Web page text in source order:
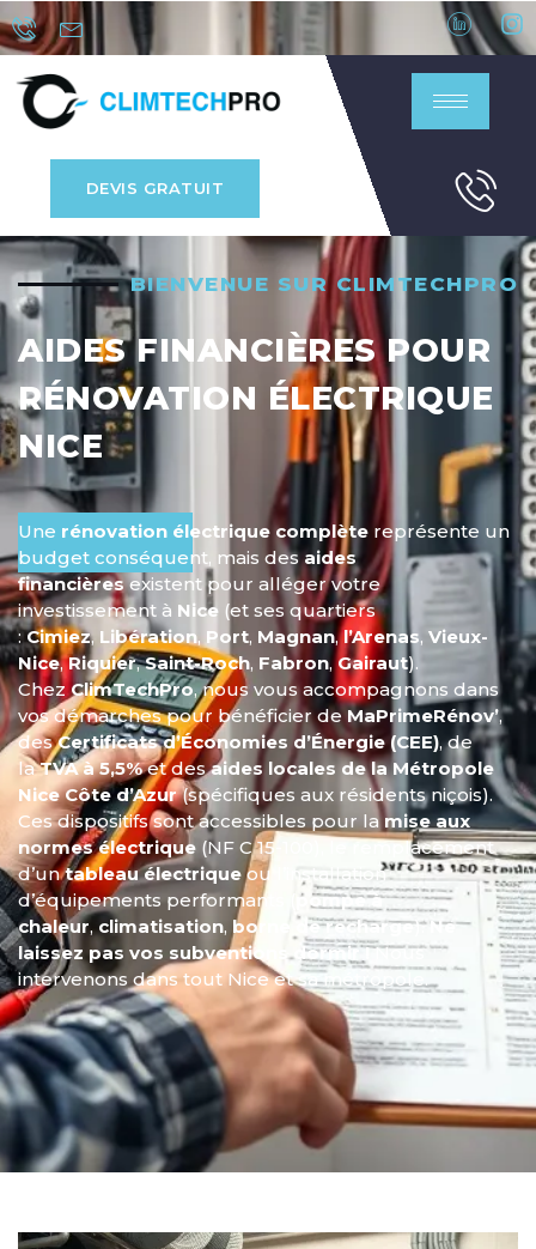
DEVIS GRATUIT
BIENVENUE SUR CLIMTECHPRO
AIDES FINANCIÈRES POUR
RÉNOVATION ÉLECTRIQUE
NICE
Une rénovation électrique complète représente un
budget conséquent, mais desaides
financièresexistent pour alléger votre
investissement à Nice (et ses quartiers
:Cimiez, Libération, Port, Magnan,l’Arenas, Vieux-
Nice,Riquier,Saint-Roch, Fabron,Gairaut).
ChezClimTechPro, nous vous accompagnons dans
vos démarches pour bénéficier de MaPrimeRénov’,
desCertificats d’Économies d’Énergie (CEE), de
laTVA à 5,5%et desaides locales de la Métropole
Nice Côte d’Azur(spécifiques aux résidents niçois).
Ces dispositifs sont accessibles pour lamise aux
normes électrique (NF C 15-100), le remplacement
d’untableau électriqueou l’installation
d’équipements performants (
pompe à
chaleur, climatisation, borne de recharge).Ne
laissez pas vos subventions dormir !Nous
intervenons dans tout Nice et sa métropole.